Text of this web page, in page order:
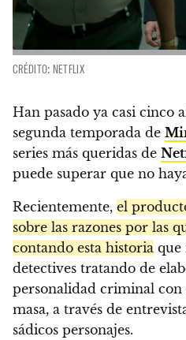
CRÉDITO: NETFLIX
Han pasado ya casi cinco
segunda temporada de
series más queridas de
puede superar que no
Recientemente, el
sobre las razones por las
contando esta historia que
detectives tratando de
personalidad criminal con
masa, a través de
sádicos personajes.